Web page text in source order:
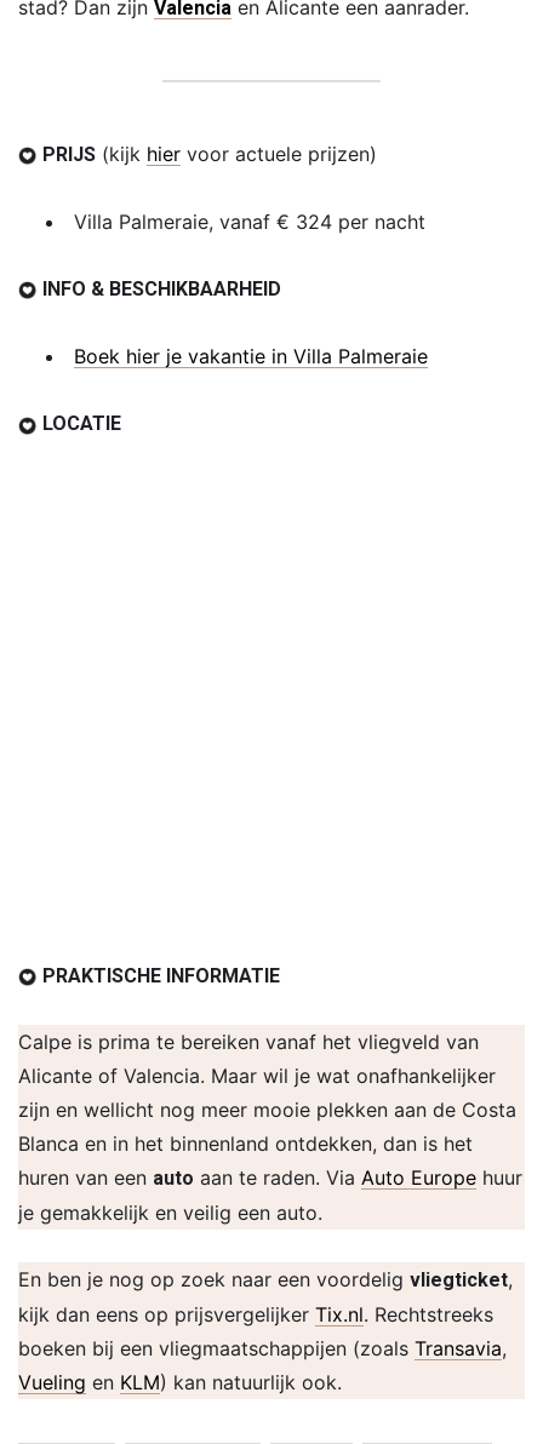
stad? Dan zijn Valencia en Alicante een aanrader.
PRIJS (kijk hier voor actuele prijzen)
Villa Palmeraie, vanaf € 324 per nacht
INFO & BESCHIKBAARHEID
Boek hier je vakantie in Villa Palmeraie
LOCATIE
PRAKTISCHE INFORMATIE
Calpe is prima te bereiken vanaf het vliegveld van
Alicante of Valencia. Maar wil je wat onafhankelijker
zijn en wellicht nog meer mooie plekken aan de Costa
Blanca en in het binnenland ontdekken, dan is het
huren van een auto aan te raden. Via Auto Europe huur
je gemakkelijk en veilig een auto.
En ben je nog op zoek naar een voordelig vliegticket,
kijk dan eens op prijsvergelijker Tix.nl. Rechtstreeks
boeken bij een vliegmaatschappijen (zoals Transavia,
Vueling en KLM) kan natuurlijk ook.